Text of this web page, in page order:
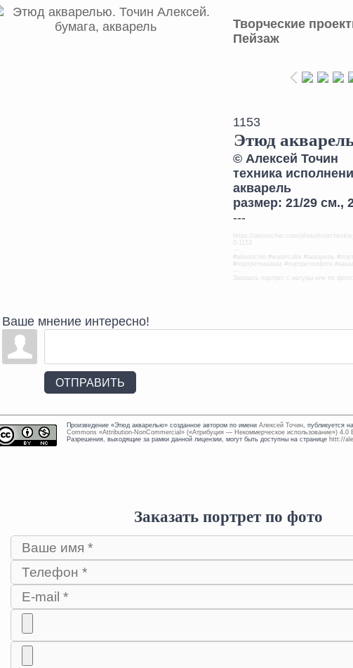
Творческие
Пейзаж
1153
Этюд
© Алексей Точин
техника
акварель
размер: 21/29 см.,
---
https://alextochin.com/photo/
0-1153
#alextochin #watercolor #акварель
#портретназаказ #портретпофото
Заказать портрет с натуры или по
Ваше мнение интересно!
ОТПРАВИТЬ
Произведение «Этюд акварелью» созданное автором по имениАлексей Точин, публикуется
Commons «Attribution-NonCommercial» («Атрибуция — Некоммерческое использование») 4.0
Разрешения, выходящие за рамки данной лицензии, могут быть доступны на странице httt://
Заказать портрет по фото